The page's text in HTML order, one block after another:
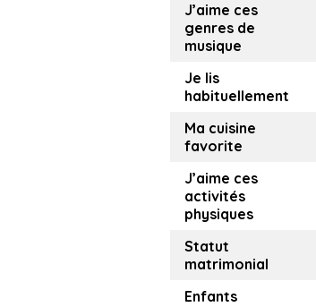
J’aime ces
genres de
musique
Je lis
habituellement
Ma cuisine
favorite
J’aime ces
activités
physiques
Statut
matrimonial
Enfants